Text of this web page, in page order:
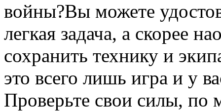
войны?Вы можете
легкая задача, а скорее
сохранить технику и
это всего лишь игра и у
Проверьте свои силы,